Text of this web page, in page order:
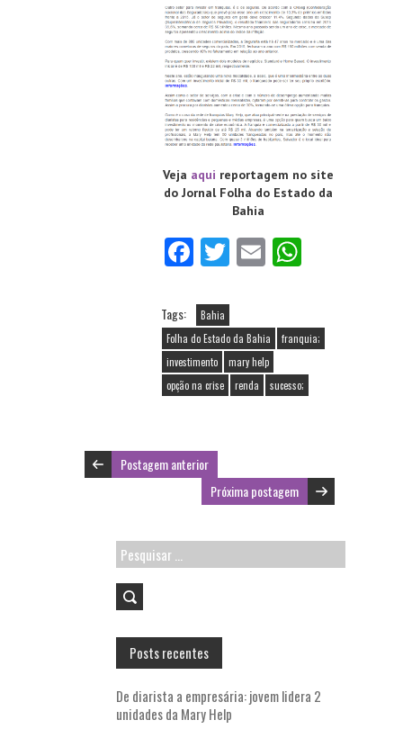
Veja aqui reportagem no site
do Jornal Folha do Estado da
Bahia
Fa
b
o
o
k
T
er
E
l A
p
p
Tags:
Bahia
Folha do Estado da Bahia
franquia;
investimento
mary help
opção na crise
renda sucesso;
Postagem anterior
Próxima postagem
Pesquisar
por:
Posts recentes
De diarista a empresária: jovem lidera 2
unidades da Mary Help